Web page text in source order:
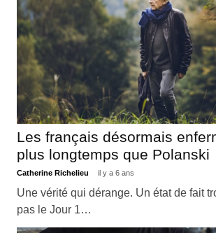
Les français désormais
plus longtemps que Polanski
Catherine Richelieu il y a 6 ans
Une vérité qui dérange. Un état de fait
pas le Jour 1…